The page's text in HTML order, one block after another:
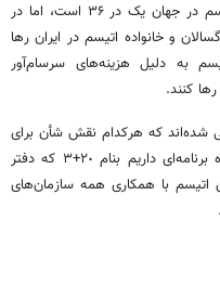
در جهان یک در ٣۶ است، اما در
و خانواده اتیسمدر ایران رها
به دلیل هزینه‌های سرسام‌آور
کنند.
٢۴ سازمان شناسایی شده‌اند که هرکدام نقش شأن برای
تعریف شده و ما هرسال ویژه برنامه‌ای داریم بنام ٢٠+٣ که دفتر
اتیسمبا همکاری همه سازمان‌های